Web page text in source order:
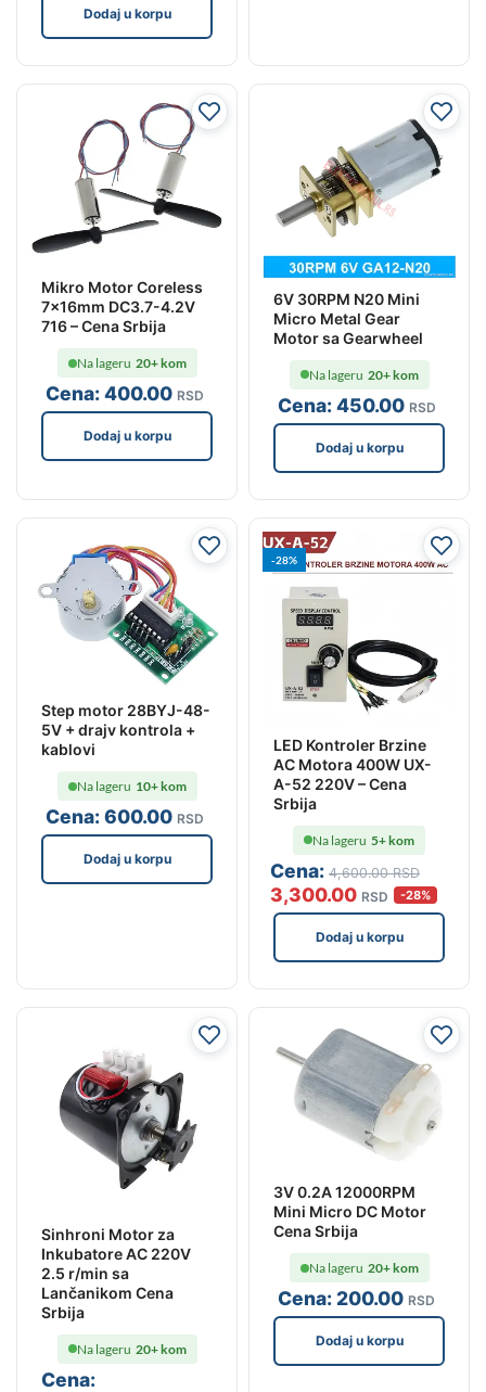
Dodaj u korpu
Mikro Motor Coreless
7x16mm DC3.7-4.2V
716 – Cena Srbija
Cena:400.00 RSD
Na lageru 20+ kom
Dodaj u korpu
6V 30RPM N20 Mini
Micro Metal Gear
Motor sa Gearwheel
Cena:450.00 RSD
Na lageru 20+ kom
Dodaj u korpu
Step motor 28BYJ-48-
5V + drajv kontrola +
kablovi
Cena:600.00 RSD
Na lageru 10+ kom
Dodaj u korpu
-28%
LED Kontroler Brzine
AC Motora 400W UX-
A-52 220V – Cena
Srbija
Cena: 4,600.00 RSD
3,300.00 RSD -28%
Na lageru 5+ kom
Dodaj u korpu
Sinhroni Motor za
Inkubatore AC 220V
2.5 r/min sa
Lančanikom Cena
Srbija
Cena:
Na lageru 20+ kom
3V 0.2A 12000RPM
Mini Micro DC Motor
Cena Srbija
Cena: 200.00 RSD
Na lageru 20+ kom
Dodaj u korpu